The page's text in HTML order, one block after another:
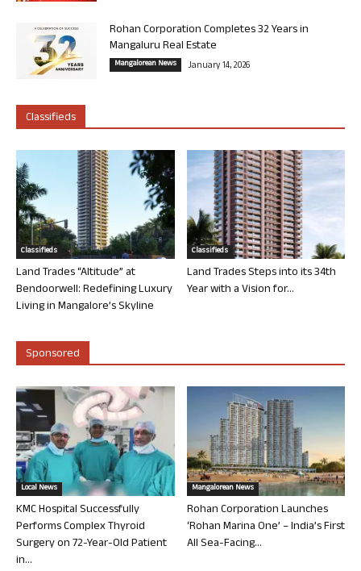
Rohan Corporation Completes 32 Years in
Mangaluru Real Estate
Mangalorean News January 14, 2026
Classifieds
Classifieds
Land Trades “Altitude” at
Bendoorwell: Redefining Luxury
Living in Mangalore’s Skyline
Classifieds
Land Trades Steps into its 34th
Year with a Vision for...
Sponsored
Local News
KMC Hospital Successfully
Performs Complex Thyroid
Surgery on 72-Year-Old Patient
in...
Mangalorean News
Rohan Corporation Launches
‘Rohan Marina One’ – India’s First
All Sea-Facing...